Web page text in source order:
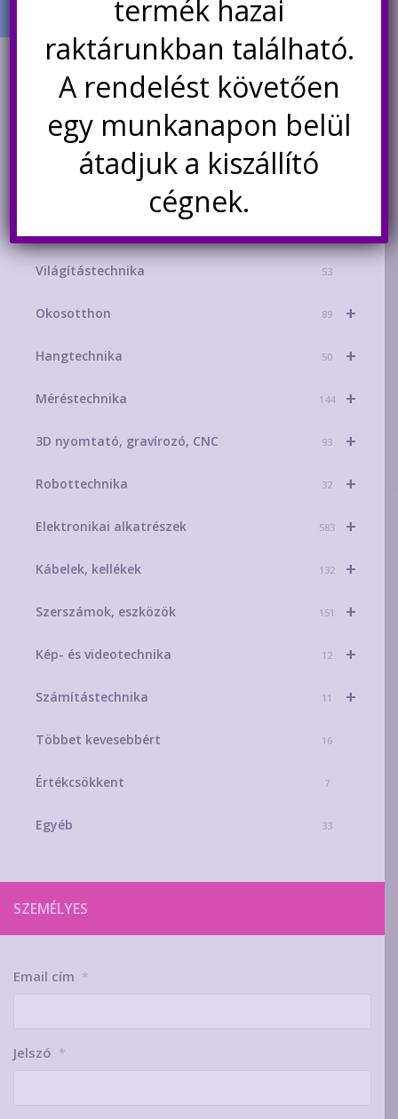
TERMÉK KATEGÓRIÁK
AKCIÓS TERMÉKEK 181
+
Mikrokontroller-technika
Világítástechnika 53
+
Okosotthon 89
+
Hangtechnika 50
+
Méréstechnika 144
+
3D nyomtató, gravírozó, CNC 93
+
Robottechnika 32
+
Elektronikai alkatrészek 583
+
Kábelek, kellékek 132
+
Szerszámok, eszközök 151
+
Kép- és videotechnika 12
+
Számítástechnika 11
Többet kevesebbért 16
Értékcsökkent 7
Egyéb 33
SZEMÉLYES
Email cím *
Jelszó *
termék hazai
raktárunkban található.
A rendelést követően
egy munkanapon belül
átadjuk a kiszállító
cégnek.